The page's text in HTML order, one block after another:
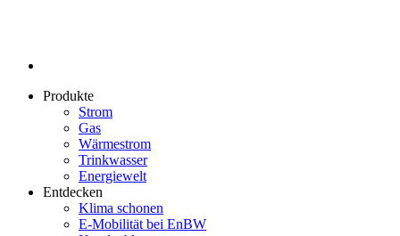
Produkte
Strom
Gas
Wärmestrom
Trinkwasser
Energiewelt
Entdecken
Klima schonen
E-Mobilität bei EnBW